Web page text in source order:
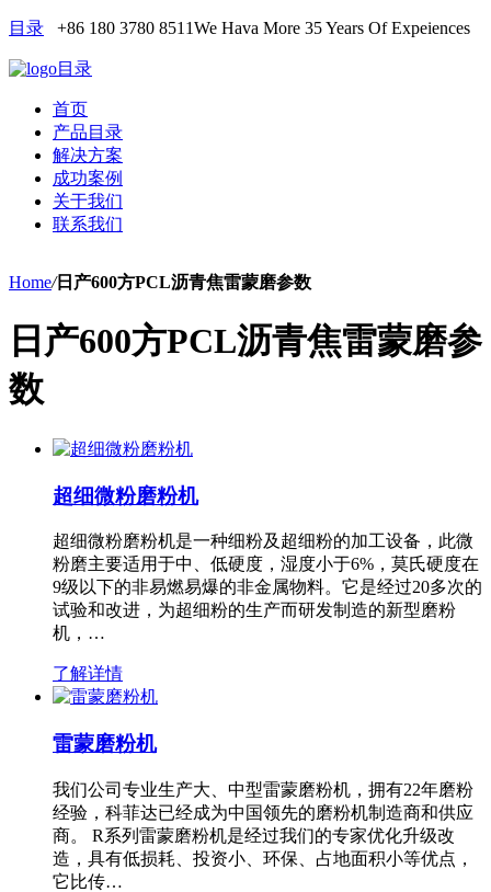
目录 +86 180 3780 8511We Hava More 35 Years Of Expeiences
目录
首页
产品目录
解决方案
成功案例
关于我们
联系我们
Home/日产600方PCL沥青焦雷蒙磨参数
日产600方PCL沥青焦雷蒙磨参
数
超细微粉磨粉机
超细微粉磨粉机是一种细粉及超细粉的加工设备，此微
粉磨主要适用于中、低硬度，湿度小于6%，莫氏硬度在
9级以下的非易燃易爆的非金属物料。它是经过20多次的
试验和改进，为超细粉的生产而研发制造的新型磨粉
机，…
了解详情
雷蒙磨粉机
我们公司专业生产大、中型雷蒙磨粉机，拥有22年磨粉
经验，科菲达已经成为中国领先的磨粉机制造商和供应
商。 R系列雷蒙磨粉机是经过我们的专家优化升级改
造，具有低损耗、投资小、环保、占地面积小等优点，
它比传…